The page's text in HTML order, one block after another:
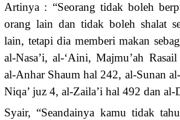
Artinya : “Seorang tidak boleh
orang lain dan tidak boleh shalat
lain, tetapi dia memberi makan
al-Nasa’i, al-‘Aini, Majmu’ah
al-Anhar Shaum hal 242, al-Sunan
Niqa’ juz 4, al-Zaila’i hal 492 dan
Syair, “Seandainya kamu tidak